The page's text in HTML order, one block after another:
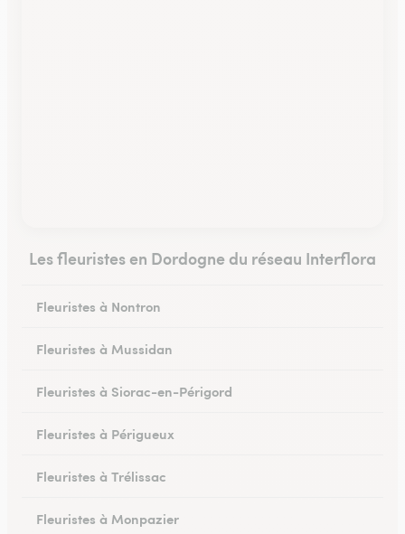
Les fleuristes en Dordogne du réseau Interflora
Fleuristes à Nontron
Fleuristes à Mussidan
Fleuristes à Siorac-en-Périgord
Fleuristes à Périgueux
Fleuristes à Trélissac
Fleuristes à Monpazier